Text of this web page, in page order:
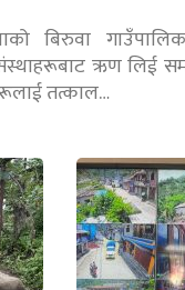
बिरुवा
ऋण लिई
तत्काल…